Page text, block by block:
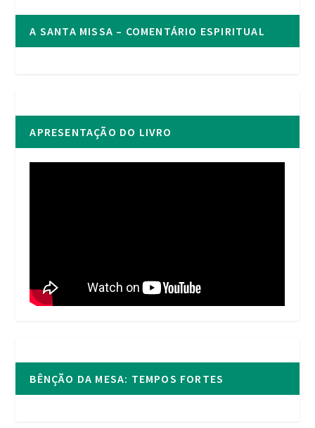
A SANTA MISSA – COMENTÁRIO ESPIRITUAL
APRESENTAÇÃO DO LIVRO
BÊNÇÃO DA MESA: TEMPOS FORTES